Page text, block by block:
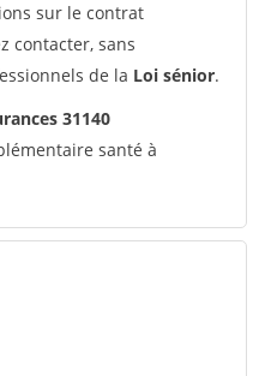
sur le contrat
contacter, sans
de la Loi sénior.
31140
santé à